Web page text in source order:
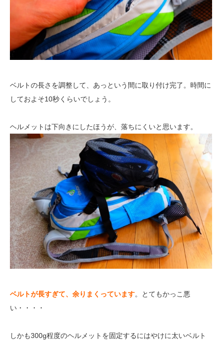
ベルトの長さを調整して、あっという間に取り付け完了。時間に
しておよそ10秒くらいでしょう。
ヘルメットは下向きにしたほうが、落ちにくいと思います。
ベルトが長すぎて、余りまくっています。とてもかっこ悪
い・・・・
しかも300g程度のヘルメットを固定するにはやけに太いベルト